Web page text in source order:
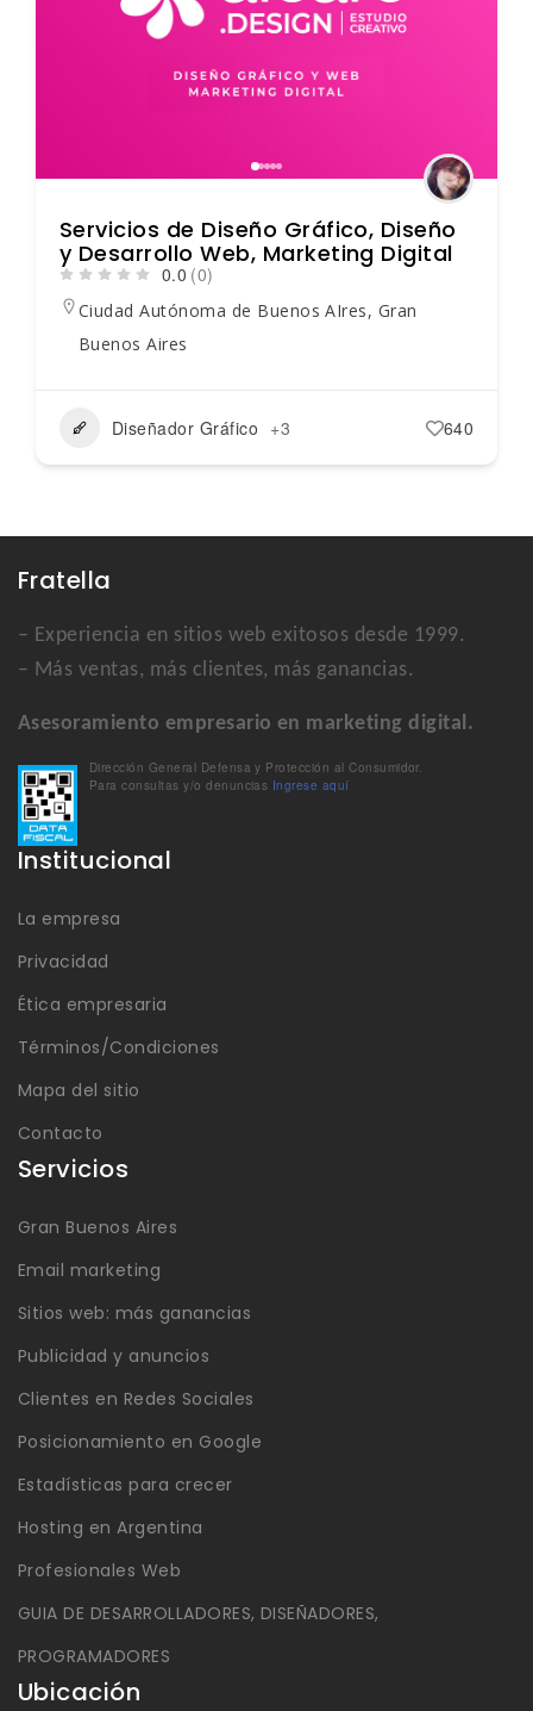
Servicios de Diseño Gráfico, Diseño
y Desarrollo Web, Marketing Digital
0.0 (0)
Ciudad Autónoma de Buenos AIres, Gran
Buenos Aires
Diseñador Gráfico +3 640
Fratella
– Experiencia en sitios web exitosos desde 1999.
– Más ventas, más clientes, más ganancias.
Asesoramiento empresario en marketing digital.
Dirección General Defensa y Protección al Consumidor.
Para consultas y/o denuncias Ingrese aquí
Institucional
La empresa
Privacidad
Ética empresaria
Términos/Condiciones
Mapa del sitio
Contacto
Servicios
Gran Buenos Aires
Email marketing
Sitios web: más ganancias
Publicidad y anuncios
Clientes en Redes Sociales
Posicionamiento en Google
Estadísticas para crecer
Hosting en Argentina
Profesionales Web
GUIA DE DESARROLLADORES, DISEÑADORES,
PROGRAMADORES
Ubicación